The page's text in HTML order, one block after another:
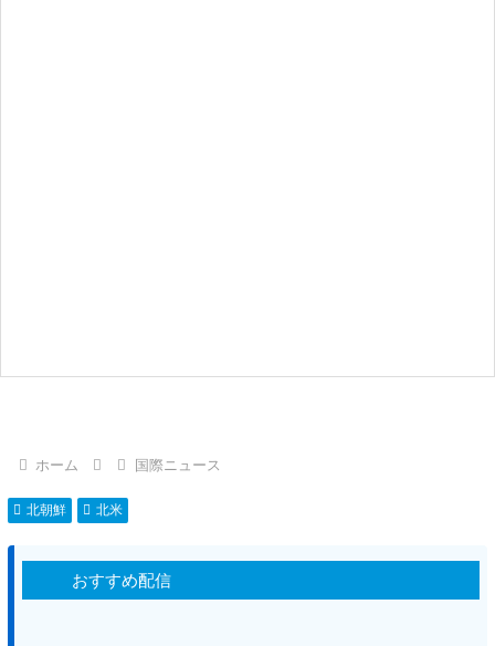
ホーム 国際ニュース
北朝鮮 北米
おすすめ配信